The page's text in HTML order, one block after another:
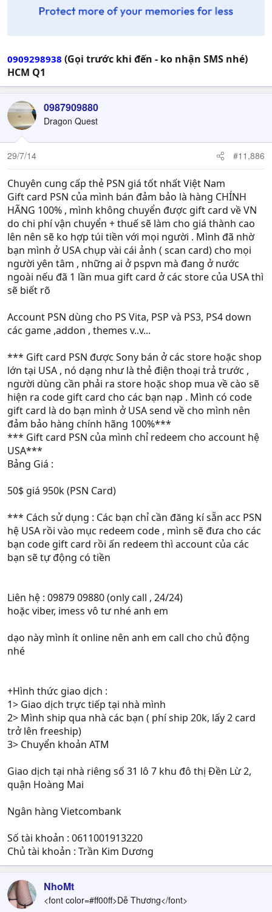
0909298938 (Gọi trước khi đến - ko nhận SMS nhé)
HCM Q1
0987909880
Dragon Quest
29/7/14 #11,886
Chuyên cung cấp thẻ PSN giá tốt nhất Việt Nam
Gift card PSN của mình bán đảm bảo là hàng CHÍNH
HÃNG 100% , mình không chuyển được gift card về VN
do chi phí vận chuyển + thuế sẽ làm cho giá thành cao
lên nên sẽ ko hợp túi tiền với mọi người . Mình đã nhờ
bạn mình ở USA chụp vài cái ảnh ( scan card) cho mọi
người yên tâm , những ai ở pspvn mà đang ở nước
ngoài nếu đã 1 lần mua gift card ở các store của USA thì
sẽ biết rõ
Account PSN dùng cho PS Vita, PSP và PS3, PS4 down
các game ,addon , themes v..v...
*** Gift card PSN được Sony bán ở các store hoặc shop
lớn tại USA , nó dạng như là thẻ điện thoại trả trước ,
người dùng cần phải ra store hoặc shop mua về cào sẽ
hiện ra code gift card cho các bạn nạp . Mình có code
gift card là do bạn mình ở USA send về cho mình nên
đảm bảo hàng chính hãng 100%***
*** Gift card PSN của mình chỉ redeem cho account hệ
USA***
Bảng Giá :
50$ giá 950k (PSN Card)
*** Cách sử dụng : Các bạn chỉ cần đăng kí sẵn acc PSN
hệ USA rồi vào mục redeem code , mình sẽ đưa cho các
bạn code gift card rồi ấn redeem thì account của các
bạn sẽ tự động có tiền
Liên hệ : 09879 09880 (only call , 24/24)
hoặc viber, imess vô tư nhé anh em
dạo này mình ít online nên anh em call cho chủ động
nhé
+Hình thức giao dịch :
1> Giao dịch trực tiếp tại nhà mình
2> Mình ship qua nhà các bạn ( phí ship 20k, lấy 2 card
trở lên freeship)
3> Chuyển khoản ATM
Giao dịch tại nhà riêng số 31 lô 7 khu đô thị Đền Lừ 2,
quận Hoàng Mai
Ngân hàng Vietcombank
Số tài khoản : 0611001913220
Chủ tài khoản : Trần Kim Dương
NhoMt
<font color=#ff00ff>Dễ Thương</font>